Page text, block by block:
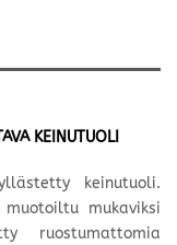
KEINUTUOLI
keinutuoli.
mukaviksi
ruostumattomia